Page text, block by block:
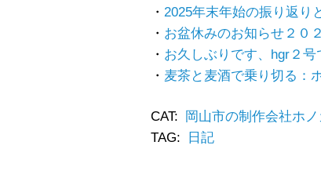
2025年末年始の振り返り
お盆休みのお知らせ２０
お久しぶりです、hgr２号
麦茶と麦酒で乗り切る：
CAT: 岡山市の制作会社ホ
TAG:
日記